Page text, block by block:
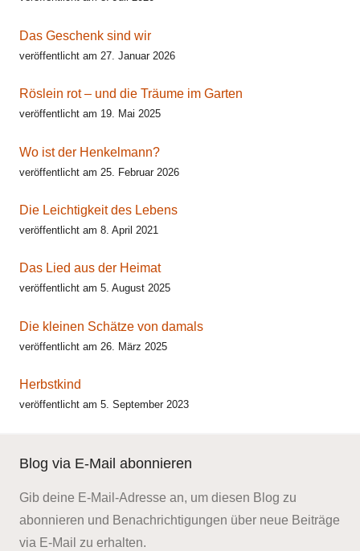
Das Geschenk sind wir
veröffentlicht am 27. Januar 2026
Röslein rot – und die Träume im Garten
veröffentlicht am 19. Mai 2025
Wo ist der Henkelmann?
veröffentlicht am 25. Februar 2026
Die Leichtigkeit des Lebens
veröffentlicht am 8. April 2021
Das Lied aus der Heimat
veröffentlicht am 5. August 2025
Die kleinen Schätze von damals
veröffentlicht am 26. März 2025
Herbstkind
veröffentlicht am 5. September 2023
Blog via E-Mail abonnieren
Gib deine E-Mail-Adresse an, um diesen Blog zu
abonnieren und Benachrichtigungen über neue Beiträge
via E-Mail zu erhalten.